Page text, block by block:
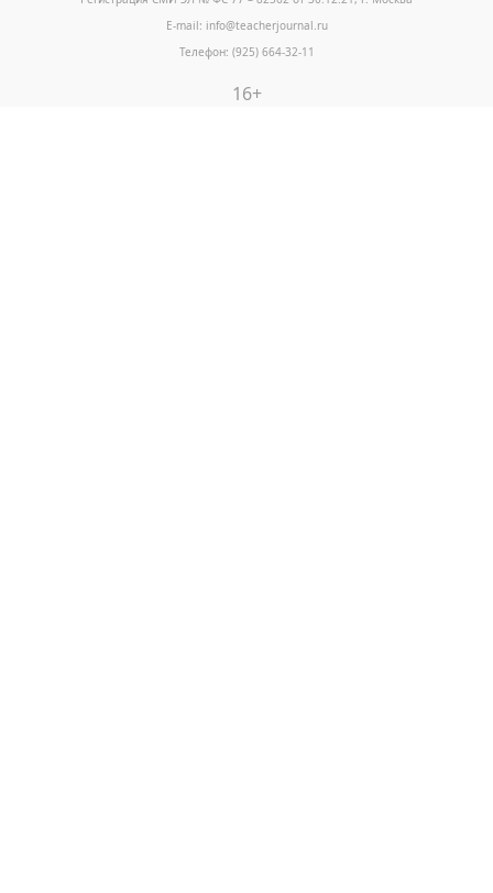
E-mail: info@teacherjournal.ru
Телефон: (925) 664-32-11
16+